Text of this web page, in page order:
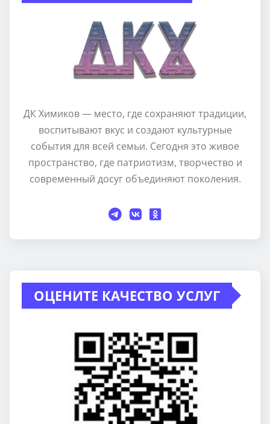
ДК Химиков — место, где сохраняют традиции,
воспитывают вкус и создают культурные
события для всей семьи. Сегодня это живое
пространство, где патриотизм, творчество и
современный досуг объединяют поколения.
ОЦЕНИТЕ КАЧЕСТВО УСЛУГ